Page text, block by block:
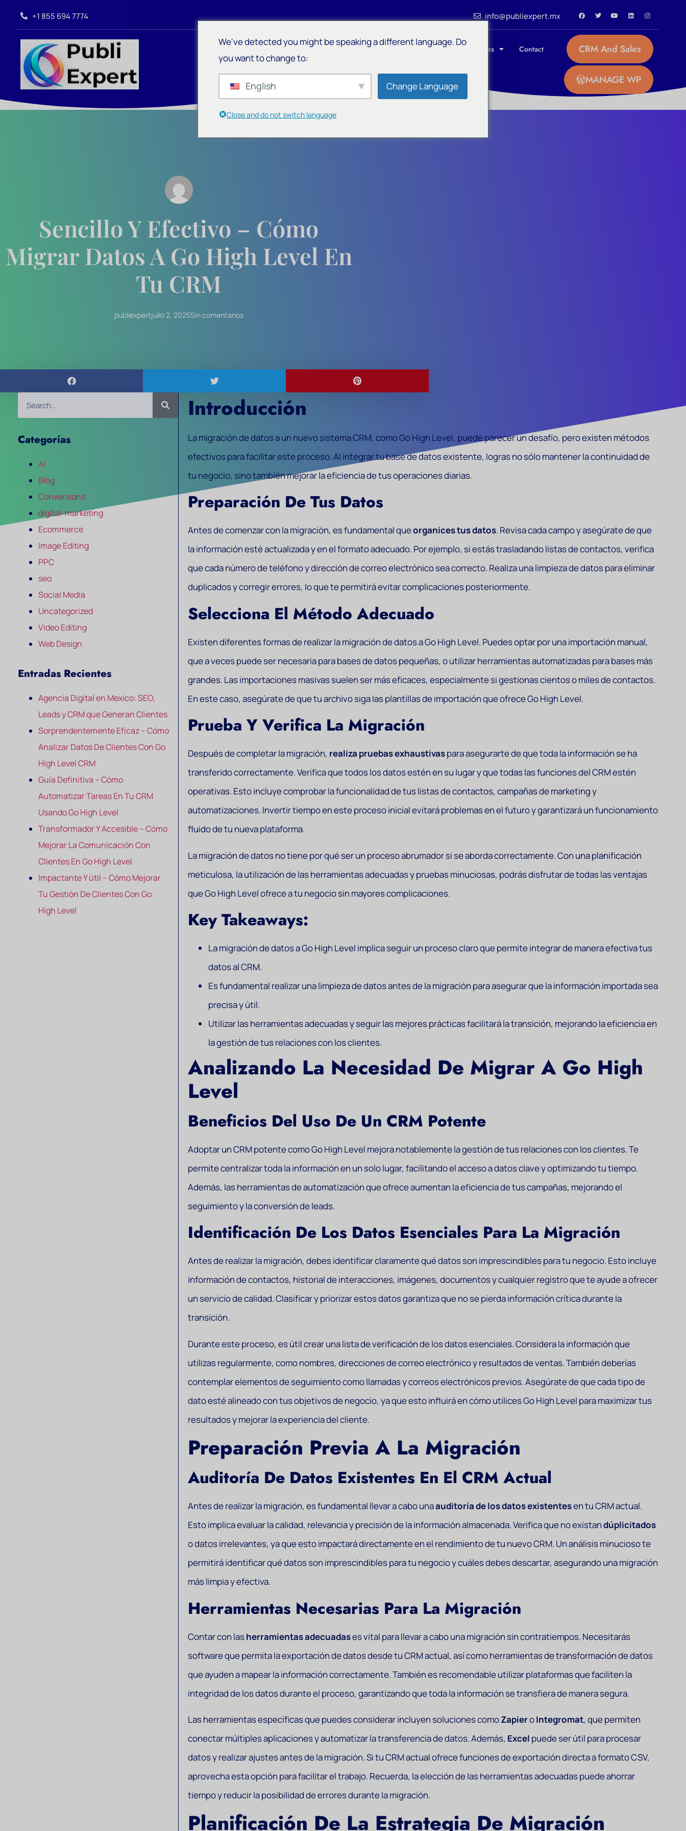
+1 855 694 7774 info@publiexpert.mx
Home About Us Services AI Partners / Affiliates Contact CRM And Sales
MANAGE WP
Sencillo Y Efectivo – Cómo
Migrar Datos A Go High Level En
Tu CRM
publiexpertjulio 2, 2025Sin comentarios
Categorías
AI
Blog
Conversions
digital-marketing
Ecommerce
Image Editing
PPC
seo
Social Media
Uncategorized
Video Editing
Web Design
Entradas Recientes
Agencia Digital en Mexico: SEO,
Leads y CRM que Generan Clientes
Sorprendentemente Eficaz – Cómo
Analizar Datos De Clientes Con Go
High Level CRM
Guía Definitiva – Cómo
Automatizar Tareas En Tu CRM
Usando Go High Level
Transformador Y Accesible – Cómo
Mejorar La Comunicación Con
Clientes En Go High Level
Impactante Y útil – Cómo Mejorar
Tu Gestión De Clientes Con Go
High Level
Introducción
La migración de datos a un nuevo sistema CRM, como Go High Level, puede parecer un desafío, pero existen métodos
efectivos para facilitar este proceso. Al integrar tu base de datos existente, logras no sólo mantener la continuidad de
tu negocio, sino también mejorar la eficiencia de tus operaciones diarias.
Preparación De Tus Datos
Antes de comenzar con la migración, es fundamental queorganices tus datos. Revisa cada campo y asegúrate de que
la información esté actualizada y en el formato adecuado. Por ejemplo, si estás trasladando listas de contactos, verifica
que cada número de teléfono y dirección de correo electrónico sea correcto. Realiza una limpieza de datos para eliminar
duplicados y corregir errores, lo que te permitirá evitar complicaciones posteriormente.
Selecciona El Método Adecuado
Existen diferentes formas de realizar la migración de datos a Go High Level. Puedes optar por una importación manual,
que a veces puede ser necesaria para bases de datos pequeñas, o utilizar herramientas automatizadas para bases más
grandes. Las importaciones masivas suelen ser más eficaces, especialmente si gestionas cientos o miles de contactos.
En este caso, asegúrate de que tu archivo siga las plantillas de importación que ofrece Go High Level.
Prueba Y Verifica La Migración
Después de completar la migración, realiza pruebas exhaustivaspara asegurarte de que toda la información se ha
transferido correctamente. Verifica que todos los datos estén en su lugar y que todas las funciones del CRM estén
operativas. Esto incluye comprobar la funcionalidad de tus listas de contactos, campañas de marketing y
automatizaciones. Invertir tiempo en este proceso inicial evitará problemas en el futuro y garantizará un funcionamiento
fluido de tu nueva plataforma.
La migración de datos no tiene por qué ser un proceso abrumador si se aborda correctamente. Con una planificación
meticulosa, la utilización de las herramientas adecuadas y pruebas minuciosas, podrás disfrutar de todas las ventajas
que Go High Level ofrece a tu negocio sin mayores complicaciones.
Key Takeaways:
La migración de datos a Go High Level implica seguir un proceso claro que permite integrar de manera efectiva tus
datos al CRM.
Es fundamental realizar una limpieza de datos antes de la migración para asegurar que la información importada sea
precisa y útil.
Utilizar las herramientas adecuadas y seguir las mejores prácticas facilitará la transición, mejorando la eficiencia en
la gestión de tus relaciones con los clientes.
Analizando La Necesidad De Migrar A Go High
Level
Beneficios Del Uso De Un CRM Potente
Adoptar un CRM potente como Go High Level mejora notablemente la gestión de tus relaciones con los clientes. Te
permite centralizar toda la información en un solo lugar, facilitando el acceso a datos clave y optimizando tu tiempo.
Además, las herramientas de automatización que ofrece aumentan la eficiencia de tus campañas, mejorando el
seguimiento y la conversión de leads.
Identificación De Los Datos Esenciales Para La Migración
Antes de realizar la migración, debes identificar claramente qué datos son imprescindibles para tu negocio. Esto incluye
información de contactos, historial de interacciones, imágenes, documentos y cualquier registro que te ayude a ofrecer
un servicio de calidad. Clasificar y priorizar estos datos garantiza que no se pierda información crítica durante la
transición.
Durante este proceso, es útil crear una lista de verificación de los datos esenciales. Considera la información que
utilizas regularmente, como nombres, direcciones de correo electrónico y resultados de ventas. También deberías
contemplar elementos de seguimiento como llamadas y correos electrónicos previos. Asegúrate de que cada tipo de
dato esté alineado con tus objetivos de negocio, ya que esto influirá en cómo utilices Go High Level para maximizar tus
resultados y mejorar la experiencia del cliente.
Preparación Previa A La Migración
Auditoría De Datos Existentes En El CRM Actual
Antes de realizar la migración, es fundamental llevar a cabo unaauditoría de los datos existentesen tu CRM actual.
Esto implica evaluar la calidad, relevancia y precisión de la información almacenada. Verifica que no existandúplicitados
o datos irrelevantes, ya que esto impactará directamente en el rendimiento de tu nuevo CRM. Un análisis minucioso te
permitirá identificar qué datos son imprescindibles para tu negocio y cuáles debes descartar, asegurando una migración
más limpia y efectiva.
Herramientas Necesarias Para La Migración
Contar con lasherramientas adecuadases vital para llevar a cabo una migración sin contratiempos. Necesitarás
software que permita la exportación de datos desde tu CRM actual, así como herramientas de transformación de datos
que ayuden a mapear la información correctamente. También es recomendable utilizar plataformas que faciliten la
integridad de los datos durante el proceso, garantizando que toda la información se transfiera de manera segura.
Las herramientas específicas que puedes considerar incluyen soluciones comoZapieroIntegromat, que permiten
conectar múltiples aplicaciones y automatizar la transferencia de datos. Además, Excel puede ser útil para procesar
datos y realizar ajustes antes de la migración. Si tu CRM actual ofrece funciones de exportación directa a formato CSV,
aprovecha esta opción para facilitar el trabajo. Recuerda, la elección de las herramientas adecuadas puede ahorrar
tiempo y reducir la posibilidad de errores durante la migración.
Planificación De La Estrategia De Migración
We've detected you might be speaking a different language. Do
you want to change to:
English Change Language
Close and do not switch language